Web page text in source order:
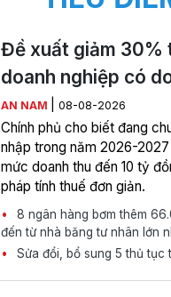
Đề xuất giảm 30%
doanh nghiệp có
AN NAM 08-08-2026
Chính phủ cho biết đang
nhập trong năm 2026-
mức doanh thu đến 10 tỷ
pháp tính thuế đơn giản.
8 ngân hàng bơm thêm
đến từ nhà băng tư nhân lớn
Sửa đổi, bổ sung 5 thủ tục